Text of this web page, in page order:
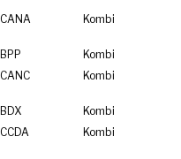
CANA Kombi
BPP
Kombi
CANC Kombi
BDX
Kombi
CCDA Kombi